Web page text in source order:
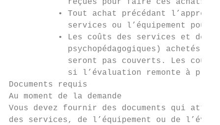
            reçues pour faire ces achats.
• Tout achat précédant
services ou l’équipement
• Les coûts des services et de
psychopédagogiques) achetés
seront pas couverts. Les
si l’évaluation remonte à
Documents requis
Au moment de la demande
Vous devez fournir des documents qui
des services, de l’équipement ou de